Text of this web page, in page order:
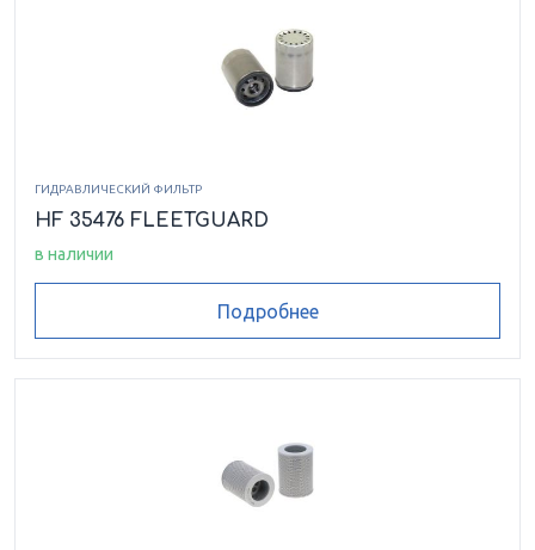
ГИДРАВЛИЧЕСКИЙ ФИЛЬТР
HF 35476 FLEETGUARD
в наличии
Подробнее